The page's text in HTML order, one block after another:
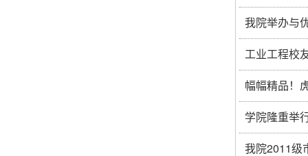
我院举办与
工业工程校
幅幅精品！
学院隆重举
我院2011级